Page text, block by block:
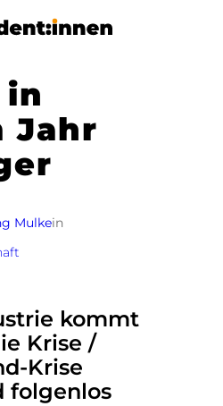
in
Jahr
Mulkein
kommt
Krise /
Krise
folgenlos